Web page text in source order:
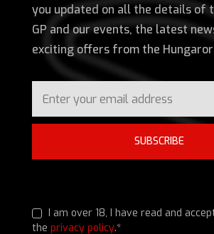
you updated on all the details of
GP and our events, the latest
exciting offers from the
SUBSCRIBE
I am over 18, I have read and
the privacy policy.*